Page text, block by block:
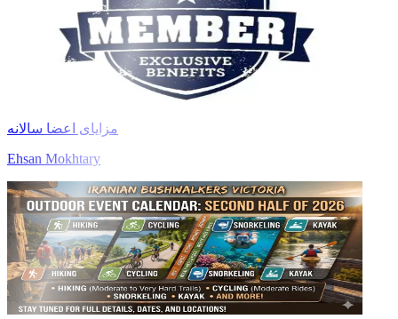
مزایای اعضا سالانه
Ehsan Mokhtary